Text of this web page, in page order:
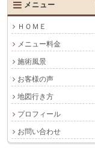
メニュー
ＨＯＭＥ
メニュー料金
施術風景
お客様の声
地図行き方
プロフィール
お問い合わせ